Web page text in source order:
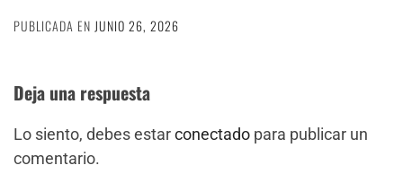
PUBLICADA EN JUNIO 26, 2026
Deja una respuesta
Lo siento, debes estarconectado para publicar un
comentario.